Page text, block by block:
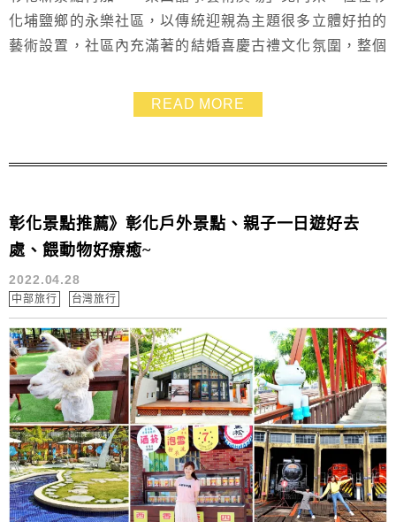
化埔鹽鄉的永樂社區，以傳統迎親為主題很多立體好拍的
藝術設置，社區內充滿著的結婚喜慶古禮文化氛圍，整個
READ MORE
彰化景點推薦》彰化戶外景點、親子一日遊好去
處、餵動物好療癒~
2022.04.28
中部旅行 台灣旅行